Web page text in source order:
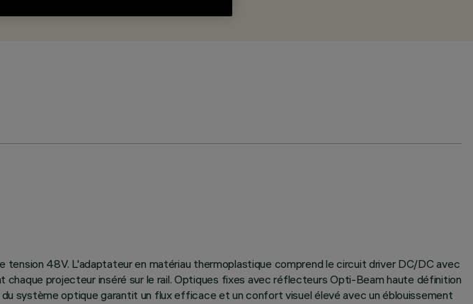
48V. L'adaptateur en matériau thermoplastique comprend le circuit driver DC/DC avec
projecteur inséré sur le rail. Optiques fixes avec réflecteurs Opti-Beam haute définition
système optique garantit un flux efficace et un confort visuel élevé avec un éblouissement